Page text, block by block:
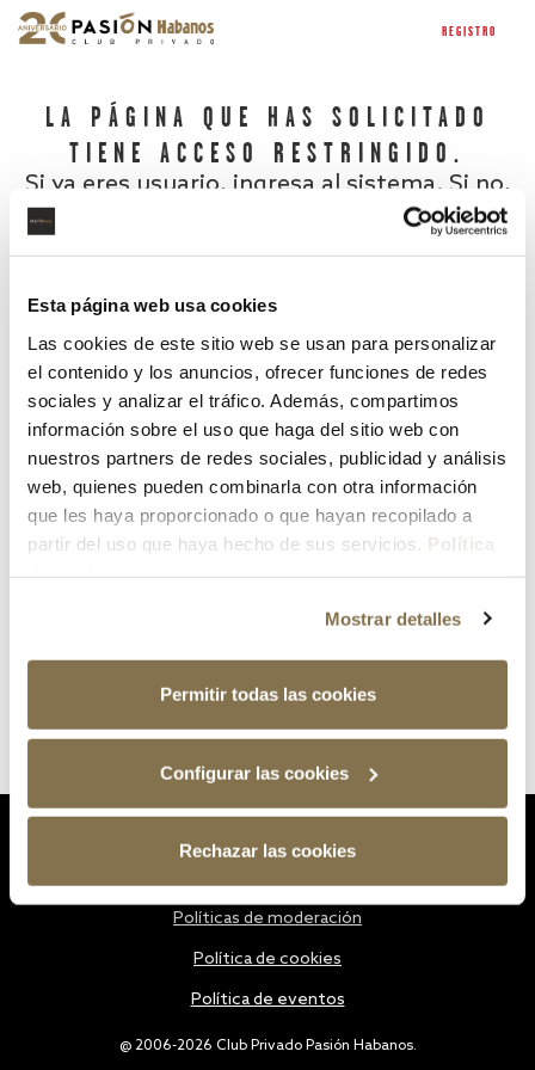
Esta página web usa cookies
Las cookies de este sitio web se usan para personalizar
el contenido y los anuncios, ofrecer funciones de redes
sociales y analizar el tráfico. Además, compartimos
información sobre el uso que haga del sitio web con
nuestros partners de redes sociales, publicidad y análisis
web, quienes pueden combinarla con otra información
que les haya proporcionado o que hayan recopilado a
partir del uso que haya hecho de sus servicios. Política
Mostrar detalles
Permitir todas las cookies
Configurar las cookies
Rechazar las cookies
REGISTRO
LA PÁGINA QUE HAS SOLICITADO
TIENE ACCESO RESTRINGIDO.
Si ya eres usuario, ingresa al sistema. Si no,
¿Has olvidado tu contraseña?
@ 2006-2026 Club Privado Pasión Habanos.
Políticas de moderación
Política de cookies
Política de eventos